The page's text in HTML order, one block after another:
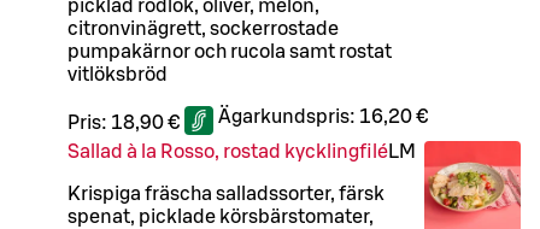
picklad rödlök, oliver, melon,
citronvinägrett, sockerrostade
pumpakärnor och rucola samt rostat
vitlöksbröd
Pris: 18,90 € Ägarkundspris: 16,20 €
Sallad à la Rosso, rostad kycklingfiléLM
Krispiga fräscha salladssorter, färsk
spenat, picklade körsbärstomater,